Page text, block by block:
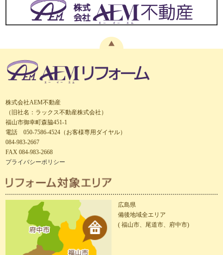
株式会社AEM不動産
（旧社名：ラックス不動産株式会社）
福山市御幸町森脇451-1
電話 050-7586-4524（お客様専用ダイヤル）
084-983-2667
FAX 084-983-2668
プライバシーポリシー
広島県
備後地域全エリア
( 福山市、尾道市、府中市)